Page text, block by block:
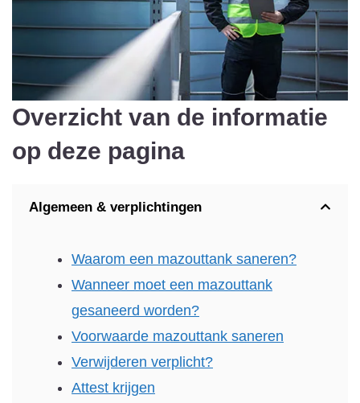
Overzicht van de informatie
op deze pagina
Algemeen & verplichtingen
Waarom een mazouttank saneren?
Wanneer moet een mazouttank
gesaneerd worden?
Voorwaarde mazouttank saneren
Verwijderen verplicht?
Attest krijgen